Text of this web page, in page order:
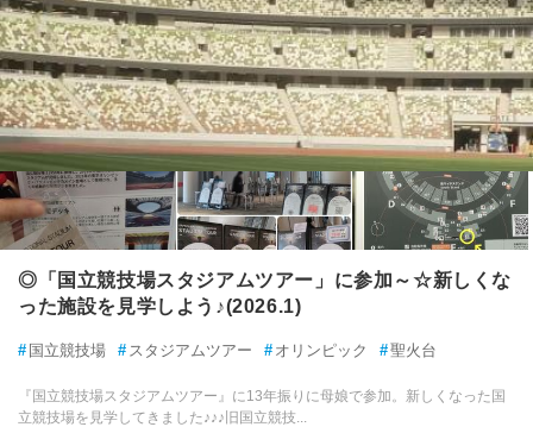
◎「国立競技場スタジアムツアー」に参加～☆新しくな
った施設を見学しよう♪(2026.1)
# 国立競技場 # スタジアムツアー # オリンピック #聖火台
『国立競技場スタジアムツアー』に13年振りに母娘で参加。新しくなった国
立競技場を見学してきました♪♪♪旧国立競技...